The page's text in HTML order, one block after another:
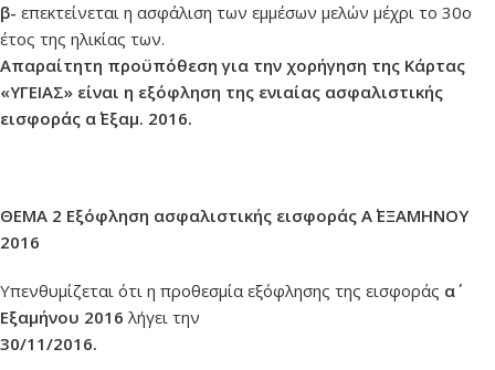
β- επεκτείνεται η ασφάλιση των εμμέσων μελών μέχρι το 30ο
έτος της ηλικίας των.
Απαραίτητη προϋπόθεση για την χορήγηση της Κάρτας
«ΥΓΕΙΑΣ» είναι η εξόφληση της ενιαίας ασφαλιστικής
εισφοράς α΄ Εξαμ. 2016.
ΘΕΜΑ 2 Εξόφληση ασφαλιστικής εισφοράς Α΄ ΕΞΑΜΗΝΟΥ
2016
Υπενθυμίζεται ότι η προθεσμία εξόφλησης της εισφοράς α΄
Εξαμήνου 2016 λήγει την
30/11/2016.